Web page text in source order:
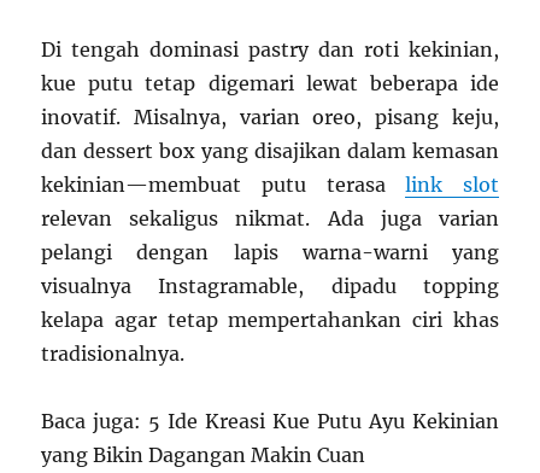
Di tengah dominasi pastry dan roti kekinian,
kue putu tetap digemari lewat beberapa ide
inovatif. Misalnya, varian oreo, pisang keju,
dan dessert box yang disajikan dalam kemasan
kekinian—membuat putu terasalink slot
relevan sekaligus nikmat. Ada juga varian
pelangi dengan lapis warna-warni yang
visualnya Instagramable, dipadu topping
kelapa agar tetap mempertahankan ciri khas
tradisionalnya.
Baca juga: 5 Ide Kreasi Kue Putu Ayu Kekinian
yang Bikin Dagangan Makin Cuan